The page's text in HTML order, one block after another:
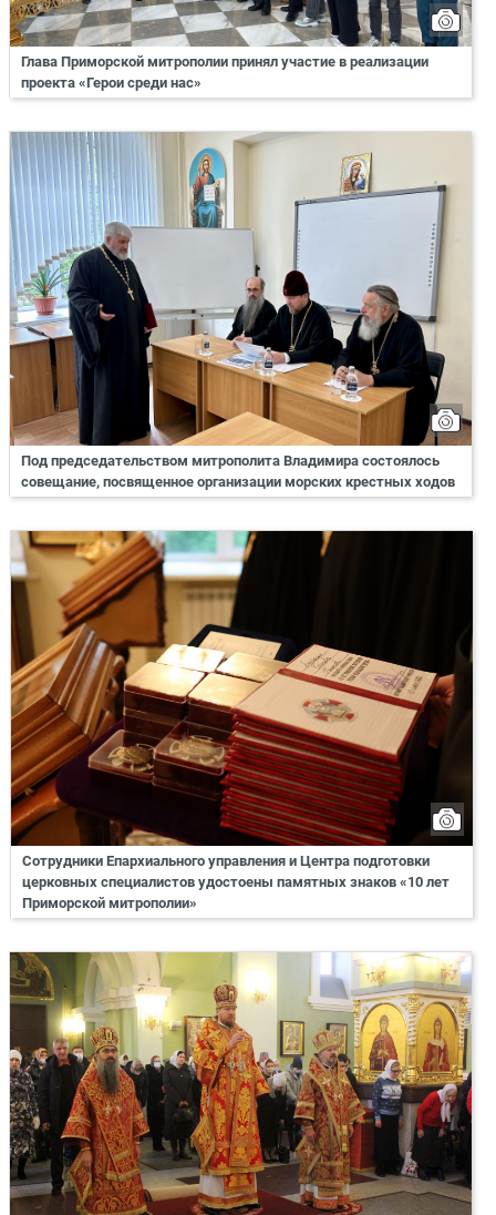
Глава Приморской митрополии принял участие в реализации
проекта «Герои среди нас»
Под председательством митрополита Владимира состоялось
совещание, посвященное организации морских крестных ходов
Сотрудники Епархиального управления и Центра подготовки
церковных специалистов удостоены памятных знаков «10 лет
Приморской митрополии»